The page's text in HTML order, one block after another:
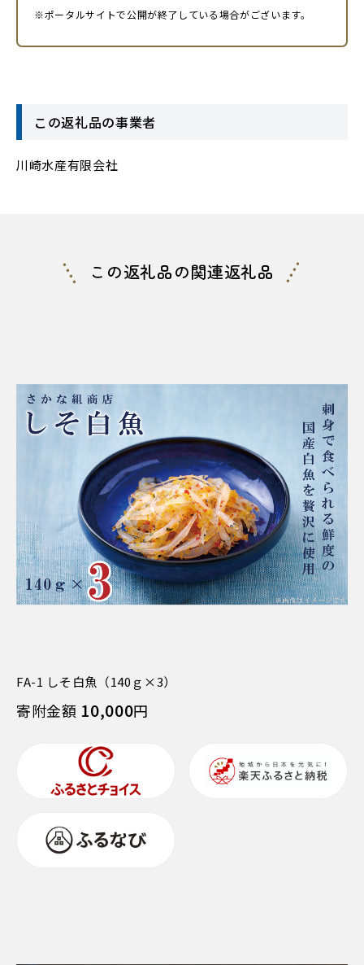
※ポータルサイトで公開が終了している場合がございます。
この返礼品の事業者
川崎水産有限会社
この返礼品の関連返礼品
FA-1 しそ白魚（140ｇ×3）
寄附金額 10,000円